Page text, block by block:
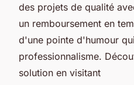
des projets de qualité
un remboursement en
d'une pointe d'humour
professionnalisme.
solution en visitant